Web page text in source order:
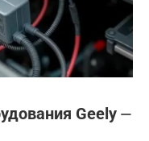
Geely ⏤